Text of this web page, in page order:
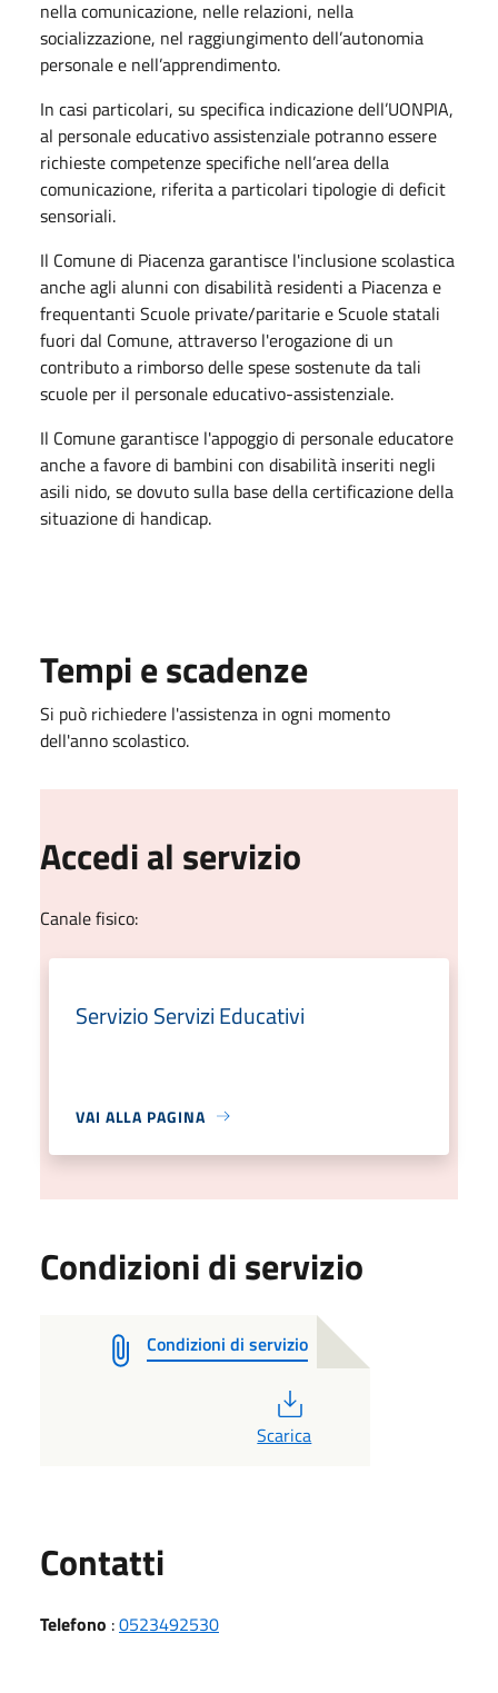
nella comunicazione, nelle relazioni, nella
socializzazione, nel raggiungimento dell’autonomia
personale e nell’apprendimento.
In casi particolari, su specifica indicazione dell’UONPIA,
al personale educativo assistenziale potranno essere
richieste competenze specifiche nell’area della
comunicazione, riferita a particolari tipologie di deficit
sensoriali.
Il Comune di Piacenza garantisce l'inclusione scolastica
anche agli alunni con disabilità residenti a Piacenza e
frequentanti Scuole private/paritarie e Scuole statali
fuori dal Comune, attraverso l'erogazione di un
contributo a rimborso delle spese sostenute da tali
scuole per il personale educativo-assistenziale.
Il Comune garantisce l'appoggio di personale educatore
anche a favore di bambini con disabilità inseriti negli
asili nido, se dovuto sulla base della certificazione della
situazione di handicap.
Tempi e scadenze
Si può richiedere l'assistenza in ogni momento
dell'anno scolastico.
Accedi al servizio
Canale fisico:
Servizio Servizi Educativi
VAI ALLA PAGINA
Condizioni di servizio
Condizioni di servizio
Scarica
Contatti
Telefono :0523492530